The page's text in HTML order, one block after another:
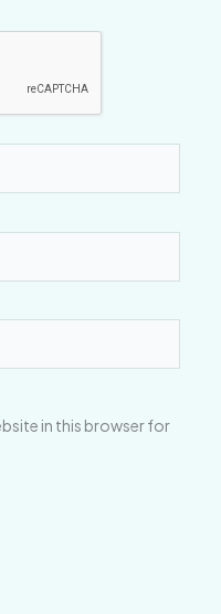
in this browser for